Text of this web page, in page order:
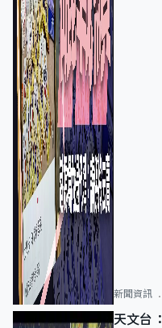
新聞資訊
天文台